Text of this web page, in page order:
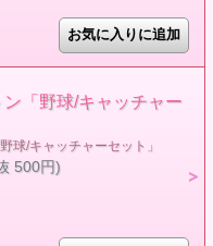
「野球/キャッチャー
球/キャッチャーセット」
500円)